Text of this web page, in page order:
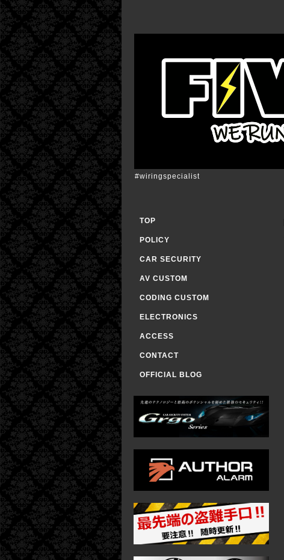
#wiringspecialist
TOP
POLICY
CAR SECURITY
AV CUSTOM
CODING CUSTOM
ELECTRONICS
ACCESS
CONTACT
OFFICIAL BLOG